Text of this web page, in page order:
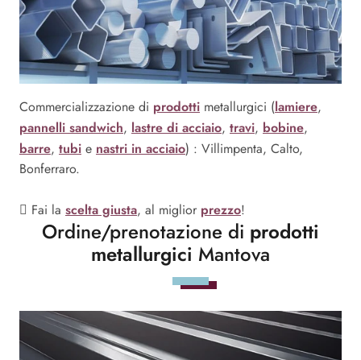
Commercializzazione di prodotti metallurgici (lamiere,
pannelli sandwich, lastre di acciaio, travi, bobine,
barre, tubi e nastri in acciaio) : Villimpenta, Calto,
Bonferraro.
Fai la scelta giusta, al miglior prezzo!
Ordine/prenotazione di prodotti
metallurgici Mantova